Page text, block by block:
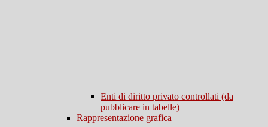
Enti di diritto privato controllati (da
pubblicare in tabelle)
Rappresentazione grafica